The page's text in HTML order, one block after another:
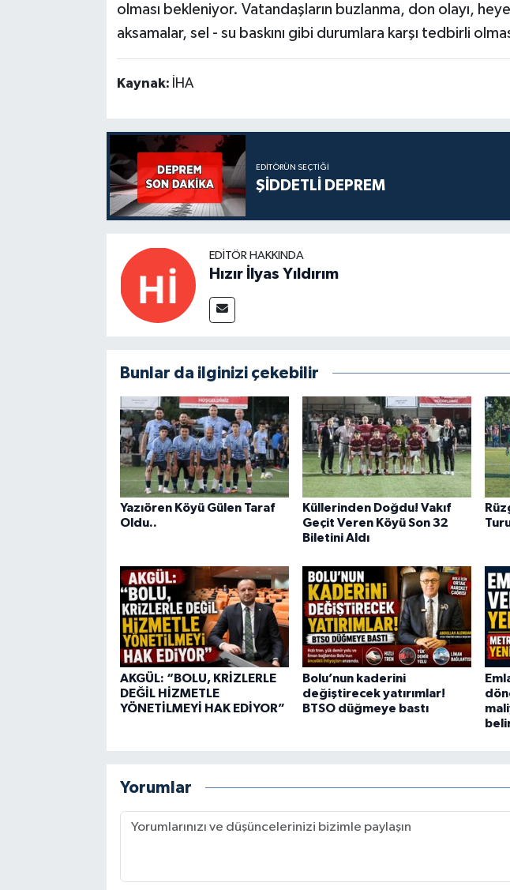
olması bekleniyor. Vatandaşların buzlanma, don olayı,
aksamalar, sel - su baskını gibi durumlara karşı tedbirli
Kaynak: İHA
EDITÖRÜN SEÇTIĞI
ŞİDDETLİ DEPREM
EDITÖR HAKKINDA
Hızır İlyas Yıldırım
Bunlar da ilginizi çekebilir
Yazıören Köyü Gülen Taraf
Oldu..
Küllerinden Doğdu! Vakıf
Geçit Veren Köyü Son 32
Biletini Aldı
AKGÜL: “BOLU, KRİZLERLE
DEĞİL HİZMETLE
YÖNETİLMEYİ HAK EDİYOR”
Bolu’nun kaderini
değiştirecek yatırımlar!
BTSO düğmeye bastı
Yorumlar